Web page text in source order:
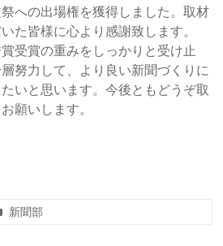
への出場権を獲得しました。取材
た皆様に心より感謝致します。
受賞の重みをしっかりと受け止
努力して、より良い新聞づくりに
いと思います。今後ともどうぞ取
願いします。
新聞部